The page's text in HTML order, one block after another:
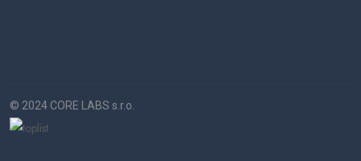
© 2024 CORE LABS s.r.o.